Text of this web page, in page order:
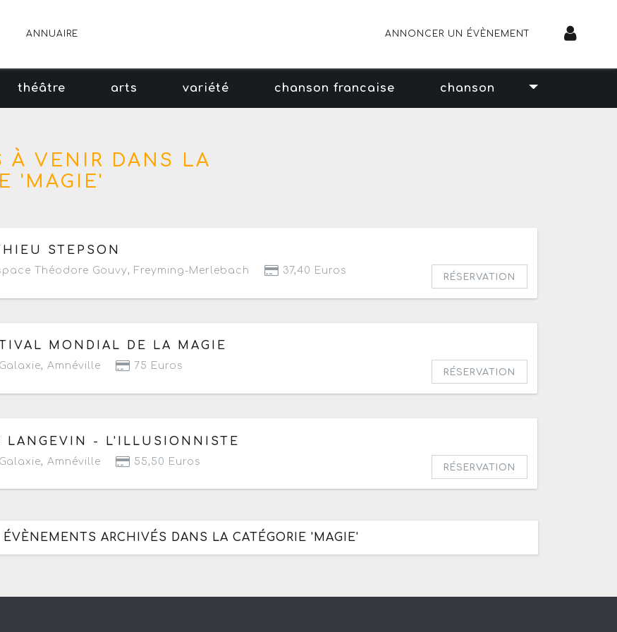
ANNUAIRE ANNONCER UN ÉVÈNEMENT
théâtre arts variété chanson francaise chanson
À VENIR DANS LA
'MAGIE'
26 septembre 2026
STEPSON
Théodore Gouvy, Freyming-Merlebach 37,40 Euros
RÉSERVATION
10 janvier 2027 à partir de 17h30
MONDIAL DE LA MAGIE
, Amnéville 75 Euros
RÉSERVATION
16 février 2027 à partir de 20h
LANGEVIN - L'ILLUSIONNISTE
, Amnéville 55,50 Euros
RÉSERVATION
ARCHIVÉS DANS LA CATÉGORIE 'MAGIE'